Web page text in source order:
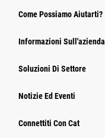
Come Possiamo Aiutarti?
Informazioni Sull'azienda
Soluzioni Di Settore
Notizie Ed Eventi
Connettiti Con Cat